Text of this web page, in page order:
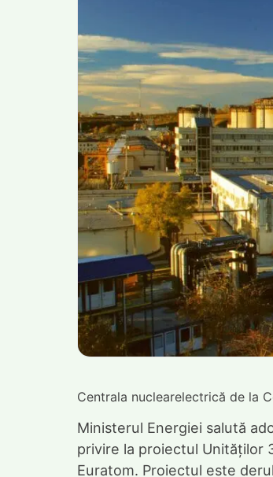
Centrala nuclearelectrică de la
Ministerul Energiei salută
privire la proiectul Unităților
Euratom. Proiectul este